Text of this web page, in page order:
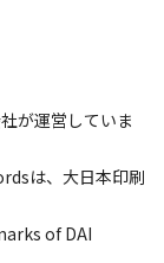
が運営していま
は、大日本印刷
of DAI